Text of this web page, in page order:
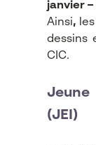
janvier –
Ainsi,
dessins
CIC.
(JEI)